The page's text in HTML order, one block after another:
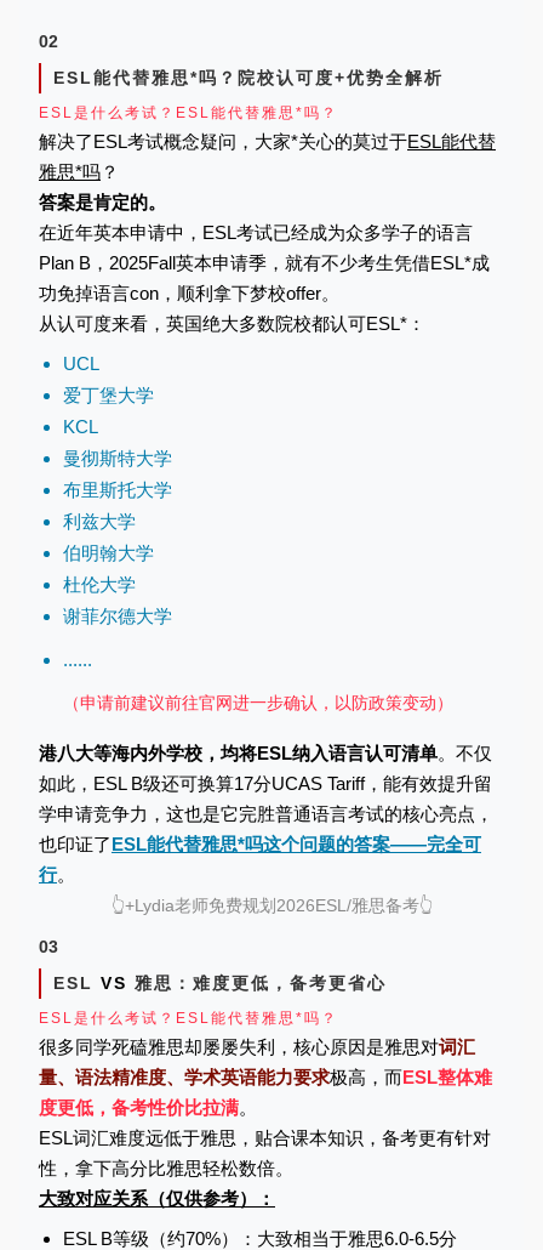
02
ESL能代替雅思*吗？院校认可度+优势全解析
ESL是什么考试？ESL能代替雅思*吗？
解决了ESL考试概念疑问，大家*关心的莫过于ESL能代替
雅思*吗 ？
答案是肯定的。
在近年英本申请中，ESL考试已经成为众多学子的语言
Plan B，2025Fall英本申请季，就有不少考生凭借ESL*成
功免掉语言con，顺利拿下梦校offer。
从认可度来看，英国绝大多数院校都认可ESL*：
UCL
爱丁堡大学
KCL
曼彻斯特大学
布里斯托大学
利兹大学
伯明翰大学
杜伦大学
谢菲尔德大学
......
（申请前建议前往官网进一步确认，以防政策变动）
港八大等海内外学校，均将ESL纳入语言认可清单。不仅
如此，ESL B级还可换算17分UCAS Tariff，能有效提升留
学申请竞争力，这也是它完胜普通语言考试的核心亮点，
也印证了ESL能代替雅思*吗这个问题的答案——完全可
行。
👆+Lydia老师免费规划2026ESL/雅思备考👆
03
ESL VS 雅思：难度更低，备考更省心
ESL是什么考试？ESL能代替雅思*吗？
很多同学死磕雅思却屡屡失利，核心原因是雅思对词汇
量、语法精准度、学术英语能力要求极高，而ESL整体难
度更低，备考性价比拉满。
ESL词汇难度远低于雅思，贴合课本知识，备考更有针对
性，拿下高分比雅思轻松数倍。
大致对应关系（仅供参考）：
ESL B等级（约70%）：大致相当于雅思6.0-6.5分